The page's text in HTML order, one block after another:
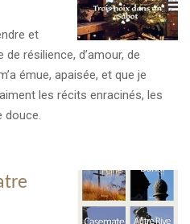
et
résilience, d’amour, de
émue, apaisée, et que je
les récits enracinés, les
douce.